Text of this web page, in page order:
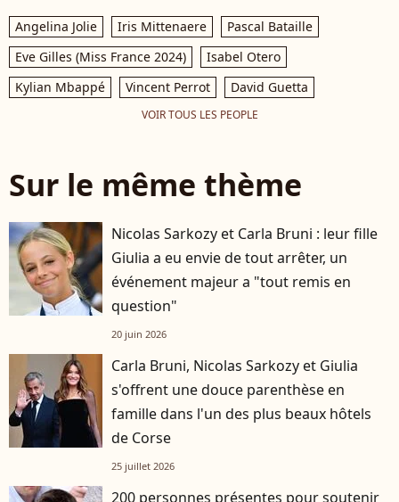
Angelina Jolie Iris Mittenaere
Pascal Bataille
Eve Gilles (Miss France 2024)
Isabel Otero
Kylian Mbappé
Vincent Perrot David Guetta
VOIR TOUS LES PEOPLE
Sur le même thème
Nicolas Sarkozy et Carla Bruni : leur fille
Giulia a eu envie de tout arrêter, un
événement majeur a "tout remis en
question"
20 juin 2026
Carla Bruni, Nicolas Sarkozy et Giulia
s'offrent une douce parenthèse en
famille dans l'un des plus beaux hôtels
de Corse
25 juillet 2026
200 personnes présentes pour soutenir